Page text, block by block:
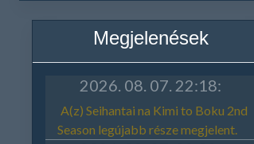
Megjelenések